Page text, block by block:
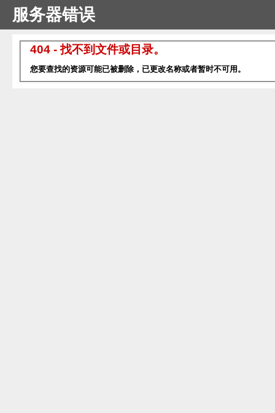
服务器错误
404 - 找不到文件或目录。
您要查找的资源可能已被删除，已更改名称或者暂时不可用。